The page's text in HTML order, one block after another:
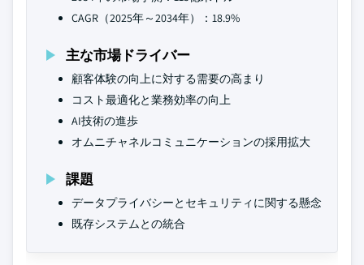
CAGR（2025年～2034年）：18.9%
主な市場ドライバー
顧客体験の向上に対する需要の高まり
コスト最適化と業務効率の向上
AI技術の進歩
オムニチャネルコミュニケーションの採用拡大
課題
データプライバシーとセキュリティに関する懸念
既存システムとの統合